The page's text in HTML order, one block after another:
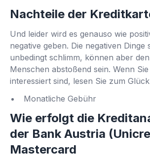
Nachteile der
Und leider wird es genauso wie
negative geben. Die negativen Dinge
unbedingt schlimm, können aber
Menschen abstoßend sein. Wenn
interessiert sind, lesen Sie zum
Monatliche Gebühr
Wie erfolgt die
der Bank Austria
Mastercard